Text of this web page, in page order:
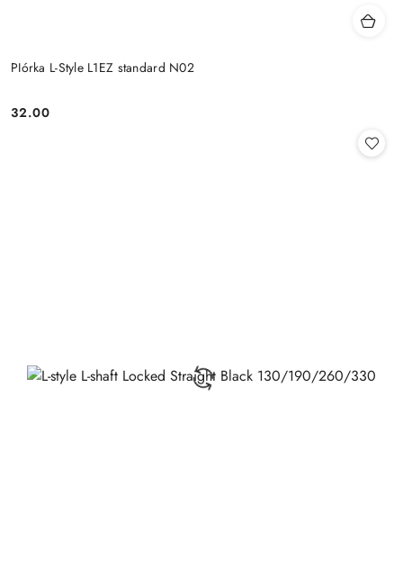
PIórka L-Style L1EZ standard N02
Cena:
32.00